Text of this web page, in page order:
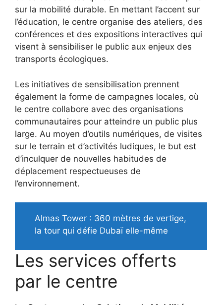
sur la mobilité durable. En mettant l’accent sur
l’éducation, le centre organise des ateliers, des
conférences et des expositions interactives qui
visent à sensibiliser le public aux enjeux des
transports écologiques.
Les initiatives de sensibilisation prennent
également la forme de campagnes locales, où
le centre collabore avec des organisations
communautaires pour atteindre un public plus
large. Au moyen d’outils numériques, de visites
sur le terrain et d’activités ludiques, le but est
d’inculquer de nouvelles habitudes de
déplacement respectueuses de
l’environnement.
Almas Tower : 360 mètres de vertige,
la tour qui défie Dubaï elle-même
Les services offerts
par le centre